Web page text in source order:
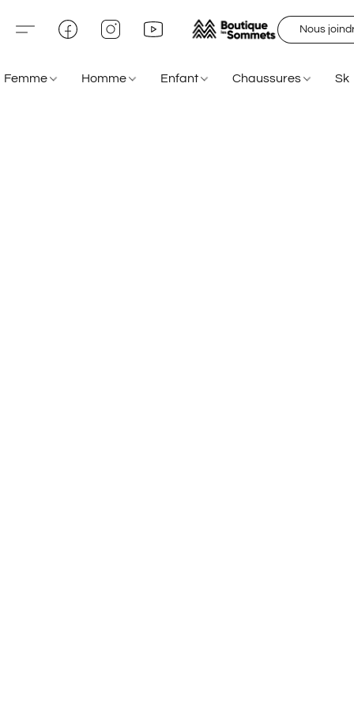
Nous
Femme Homme Enfant Chaussures